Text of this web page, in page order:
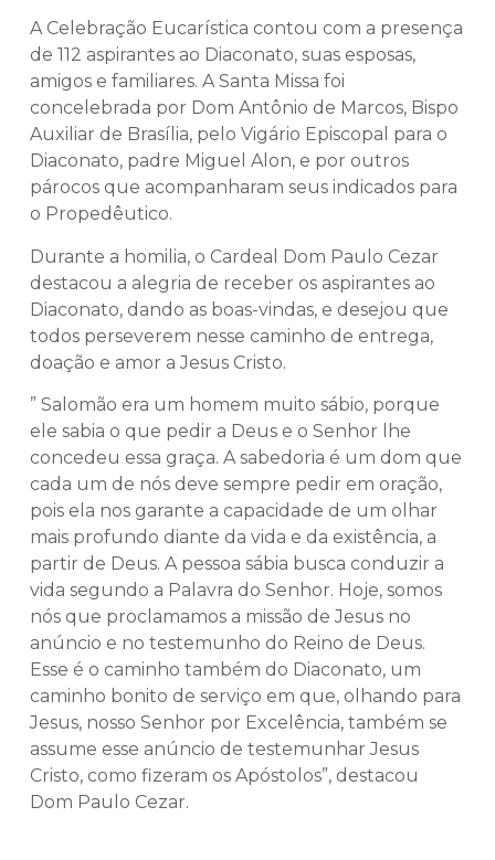
A Celebração Eucarística contou com a presença
de 112 aspirantes ao Diaconato, suas esposas,
amigos e familiares. A Santa Missa foi
concelebrada por Dom Antônio de Marcos, Bispo
Auxiliar de Brasília, pelo Vigário Episcopal para o
Diaconato, padre Miguel Alon, e por outros
párocos que acompanharam seus indicados para
o Propedêutico.
Durante a homilia, o Cardeal Dom Paulo Cezar
destacou a alegria de receber os aspirantes ao
Diaconato, dando as boas-vindas, e desejou que
todos perseverem nesse caminho de entrega,
doação e amor a Jesus Cristo.
” Salomão era um homem muito sábio, porque
ele sabia o que pedir a Deus e o Senhor lhe
concedeu essa graça. A sabedoria é um dom que
cada um de nós deve sempre pedir em oração,
pois ela nos garante a capacidade de um olhar
mais profundo diante da vida e da existência, a
partir de Deus. A pessoa sábia busca conduzir a
vida segundo a Palavra do Senhor. Hoje, somos
nós que proclamamos a missão de Jesus no
anúncio e no testemunho do Reino de Deus.
Esse é o caminho também do Diaconato, um
caminho bonito de serviço em que, olhando para
Jesus, nosso Senhor por Excelência, também se
assume esse anúncio de testemunhar Jesus
Cristo, como fizeram os Apóstolos”, destacou
Dom Paulo Cezar.